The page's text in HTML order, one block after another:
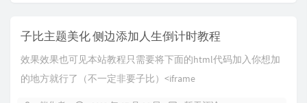
子比主题美化 侧边添加人生倒计时教程
效果效果也可见本站教程只需要将下面的html代码加入你想加
的地方就行了（不一定非要子比）<iframe